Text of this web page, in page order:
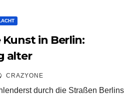
in Berlin:
alter
in
CRAZYONE
durch die Straßen Berlins